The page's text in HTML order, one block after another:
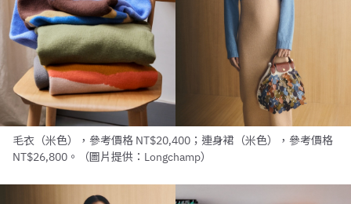
毛衣（米色），參考價格 NT$20,400；連身裙（米色），參考價格
NT$26,800。（圖片提供：Longchamp）